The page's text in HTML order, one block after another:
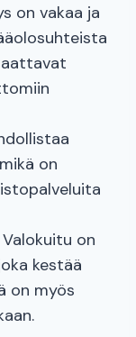
on vakaa ja
on
Valokuitu on
kestää
on myös